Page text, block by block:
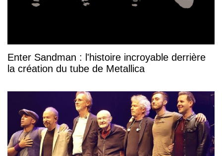
Enter Sandman : l'histoire incroyable derrière
la création du tube de Metallica